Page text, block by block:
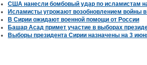
США нанесли бомбовый удар по исламистам
Исламисты угрожают возобновлением войны
В Сирии ожидают военной помощи от России
Башар Асад примет участие в выборах
Выборы президента Сирии назначены на 3